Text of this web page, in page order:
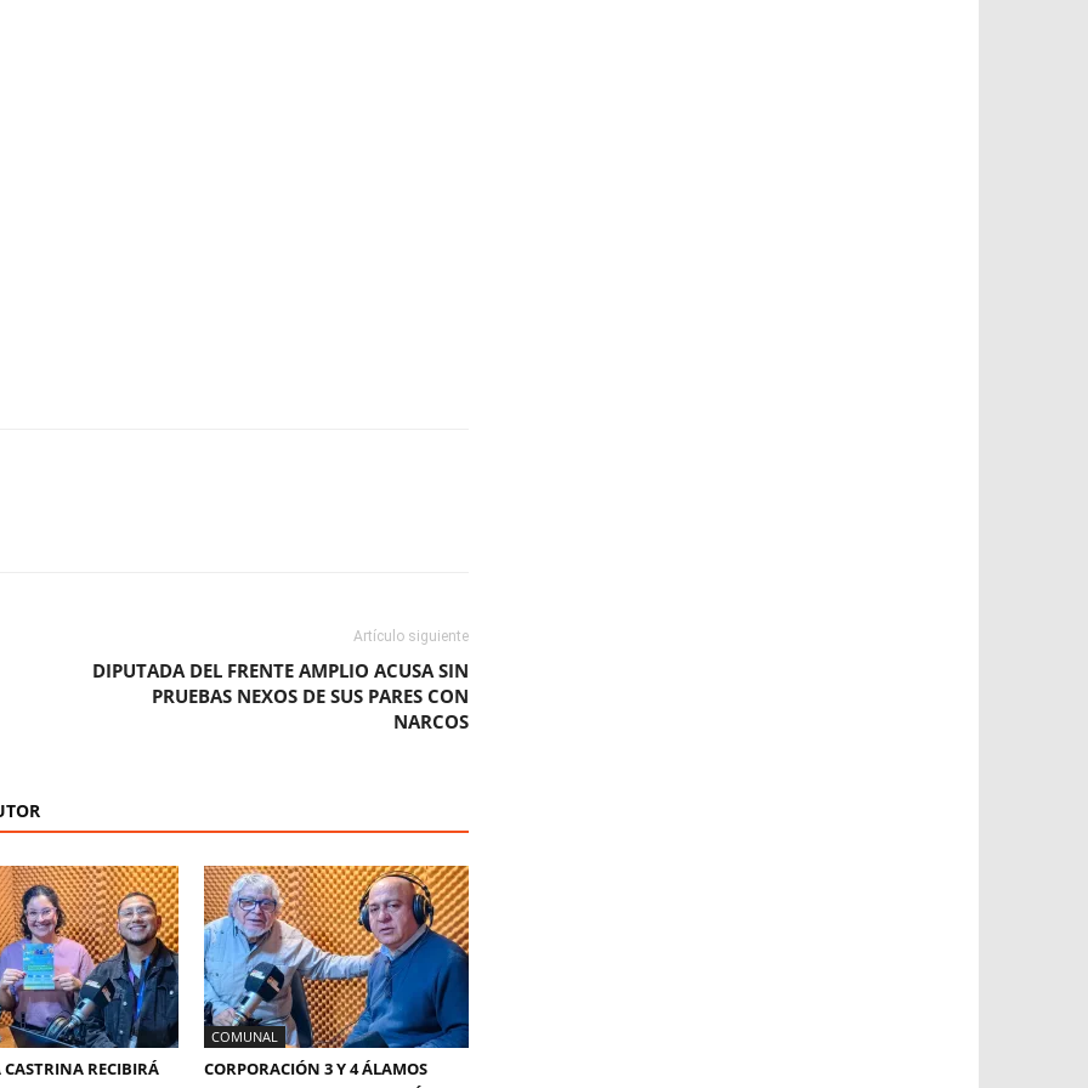
Artículo siguiente
DIPUTADA DEL FRENTE AMPLIO ACUSA SIN
PRUEBAS NEXOS DE SUS PARES CON
NARCOS
CASTRINA RECIBIRÁ
COMUNAL
CORPORACIÓN 3 Y 4 ÁLAMOS